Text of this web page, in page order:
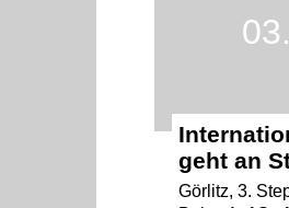
geht an
Görlitz, 3.